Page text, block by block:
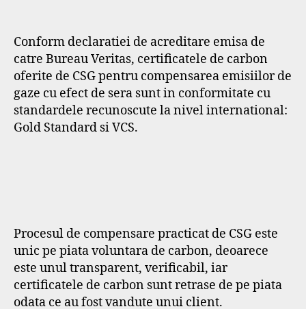
Conform declaratiei de acreditare emisa de
catre Bureau Veritas, certificatele de carbon
oferite de CSG pentru compensarea emisiilor de
gaze cu efect de sera sunt in conformitate cu
standardele recunoscute la nivel international:
Gold Standard si VCS.
Procesul de compensare practicat de CSG este
unic pe piata voluntara de carbon, deoarece
este unul transparent, verificabil, iar
certificatele de carbon sunt retrase de pe piata
odata ce au fost vandute unui client.